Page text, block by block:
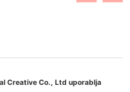
Creative Co., Ltd uporablja